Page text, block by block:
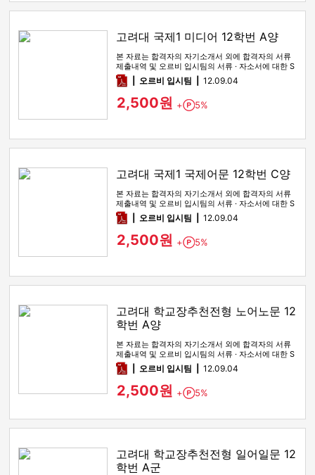
고려대 국제1 미디어 12학번 A양
본 자료는 합격자의 자기소개서 외에 합격자의 서류
제출내역 및 오르비 입시팀의 서류 · 자소서에 대한 S
WOT 분석이 포함돼 …
pdf오르비 입시팀 12.09.04
2,500원 + Point
5%
고려대 국제1 국제어문 12학번 C양
본 자료는 합격자의 자기소개서 외에 합격자의 서류
제출내역 및 오르비 입시팀의 서류 · 자소서에 대한 S
WOT 분석이 포함돼 …
pdf오르비 입시팀 12.09.04
2,500원 + Point
5%
고려대 학교장추천전형 노어노문 12
학번 A양
본 자료는 합격자의 자기소개서 외에 합격자의 서류
제출내역 및 오르비 입시팀의 서류 · 자소서에 대한 S
WOT 분석이 포함돼 …
pdf오르비 입시팀 12.09.04
2,500원 + Point
5%
고려대 학교장추천전형 일어일문 12
학번 A군